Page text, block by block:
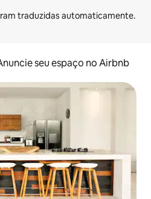
seu espaço no Airbnb